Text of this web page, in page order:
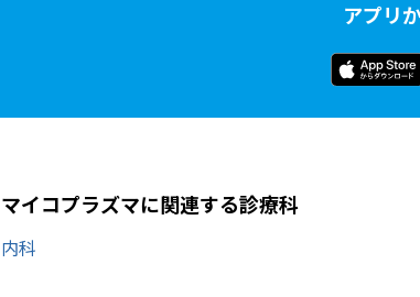
アプリ
マイコプラズマに関連する診療科
内科